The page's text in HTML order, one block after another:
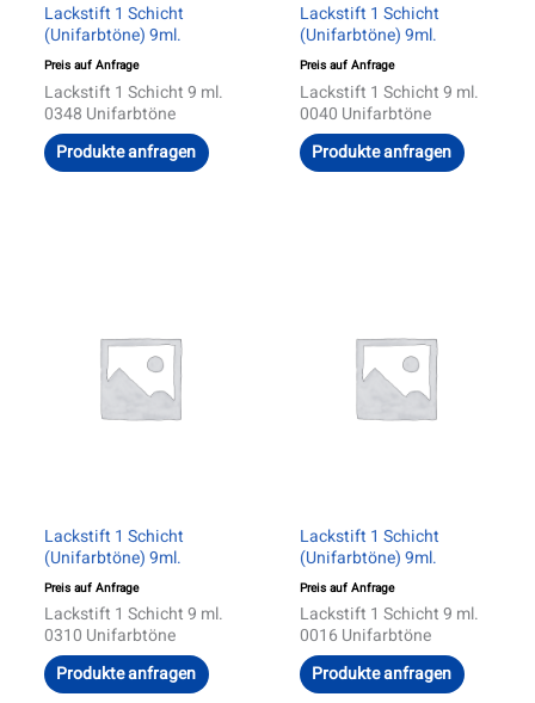
Lackstift 1 Schicht
(Unifarbtöne) 9ml.
Preis auf Anfrage
Lackstift 1 Schicht 9 ml.
0348 Unifarbtöne
Produkte anfragen
Lackstift 1 Schicht
(Unifarbtöne) 9ml.
Preis auf Anfrage
Lackstift 1 Schicht 9 ml.
0040 Unifarbtöne
Produkte anfragen
Lackstift 1 Schicht
(Unifarbtöne) 9ml.
Preis auf Anfrage
Lackstift 1 Schicht 9 ml.
0310 Unifarbtöne
Produkte anfragen
Lackstift 1 Schicht
(Unifarbtöne) 9ml.
Preis auf Anfrage
Lackstift 1 Schicht 9 ml.
0016 Unifarbtöne
Produkte anfragen